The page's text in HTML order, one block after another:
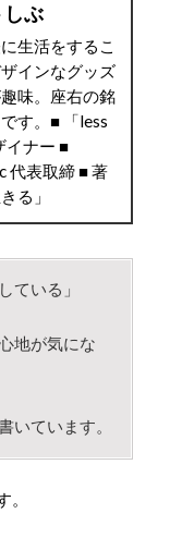
しぶ
生活をするこ
インなグッズ
味。座右の銘
す。■ 「less
イナー ■
代表取締 ■ 著
る」
ている」
地が気にな
いています。